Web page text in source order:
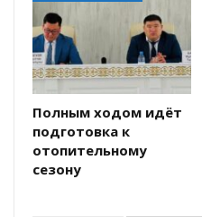
Полным ходом идёт
подготовка к
отопительному
сезону